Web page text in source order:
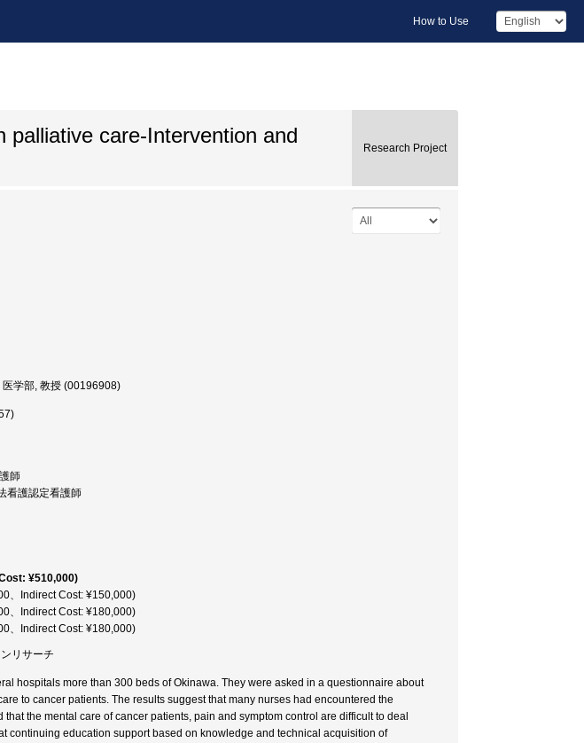
How to Use
palliative care-Intervention and
Research Project
学部, 教授 (00196908)
師
看護認定看護師
¥510,000)
、Indirect Cost: ¥150,000)
、Indirect Cost: ¥180,000)
、Indirect Cost: ¥180,000)
リサーチ
hospitals more than 300 beds of Okinawa. They were asked in a questionnaire about
to cancer patients. The results suggest that many nurses had encountered the
the mental care of cancer patients, pain and symptom control are difficult to deal
continuing education support based on knowledge and technical acquisition of